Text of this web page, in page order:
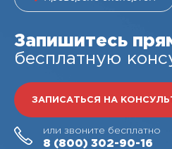
Запишитесь
бесплатную
ЗАПИСАТЬСЯ НА
или звоните бесплатно
8 (800) 302-90-16